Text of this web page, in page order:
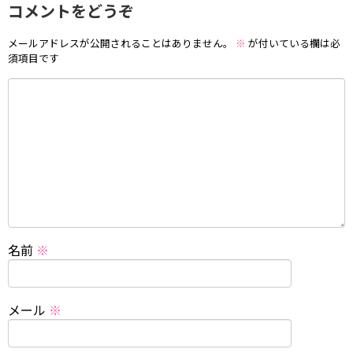
コメントをどうぞ
メールアドレスが公開されることはありません。 ※ が付いている欄は必
須項目です
名前 ※
メール ※